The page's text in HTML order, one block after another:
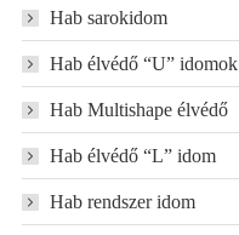
Hab sarokidom
Hab élvédő “U” idomok
Hab Multishape élvédő
Hab élvédő “L” idom
Hab rendszer idom